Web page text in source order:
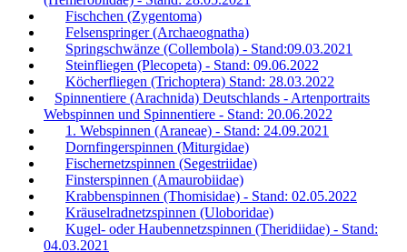
Fischchen (Zygentoma)
Felsenspringer (Archaeognatha)
Springschwänze (Collembola) - Stand:09.03.2021
Steinfliegen (Plecopeta) - Stand: 09.06.2022
Köcherfliegen (Trichoptera) Stand: 28.03.2022
Spinnentiere (Arachnida) Deutschlands - Artenportraits
Webspinnen und Spinnentiere - Stand: 20.06.2022
1. Webspinnen (Araneae) - Stand: 24.09.2021
Dornfingerspinnen (Miturgidae)
Fischernetzspinnen (Segestriidae)
Finsterspinnen (Amaurobiidae)
Krabbenspinnen (Thomisidae) - Stand: 02.05.2022
Kräuselradnetzspinnen (Uloboridae)
Kugel- oder Haubennetzspinnen (Theridiidae) - Stand:
04.03.2021